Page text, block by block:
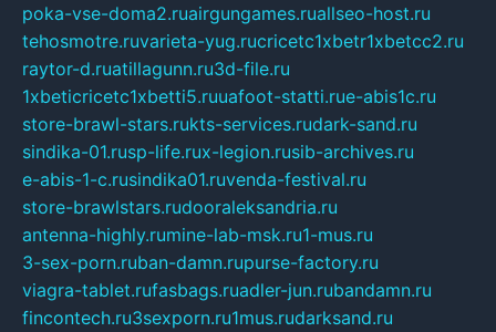
poka-vse-doma2.ruairgungames.ruallseo-host.ru
tehosmotre.ruvarieta-yug.rucricetc1xbetr1xbetcc2.ru
raytor-d.ruatillagunn.ru3d-file.ru
1xbeticricetc1xbetti5.ruuafoot-statti.rue-abis1c.ru
store-brawl-stars.rukts-services.rudark-sand.ru
sindika-01.rusp-life.rux-legion.rusib-archives.ru
e-abis-1-c.rusindika01.ruvenda-festival.ru
store-brawlstars.rudooraleksandria.ru
antenna-highly.rumine-lab-msk.ru1-mus.ru
3-sex-porn.ruban-damn.rupurse-factory.ru
viagra-tablet.rufasbags.ruadler-jun.rubandamn.ru
fincontech.ru3sexporn.ru1mus.rudarksand.ru